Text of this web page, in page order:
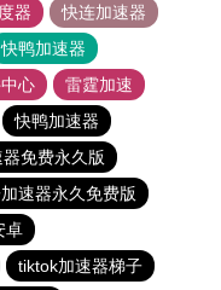
器
快连加速器
快鸭加速器
心
雷霆加速
快鸭加速器
免费永久版
速器永久免费版
卓
tiktok加速器梯子